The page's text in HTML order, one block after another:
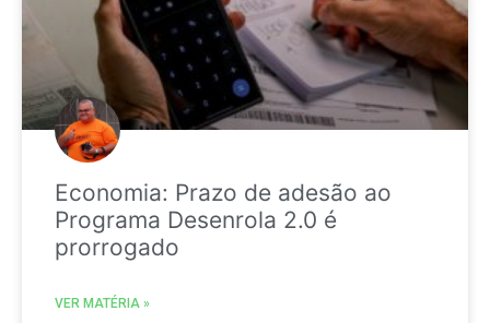
Economia: Prazo de adesão ao
Programa Desenrola 2.0 é
prorrogado
VER MATÉRIA »